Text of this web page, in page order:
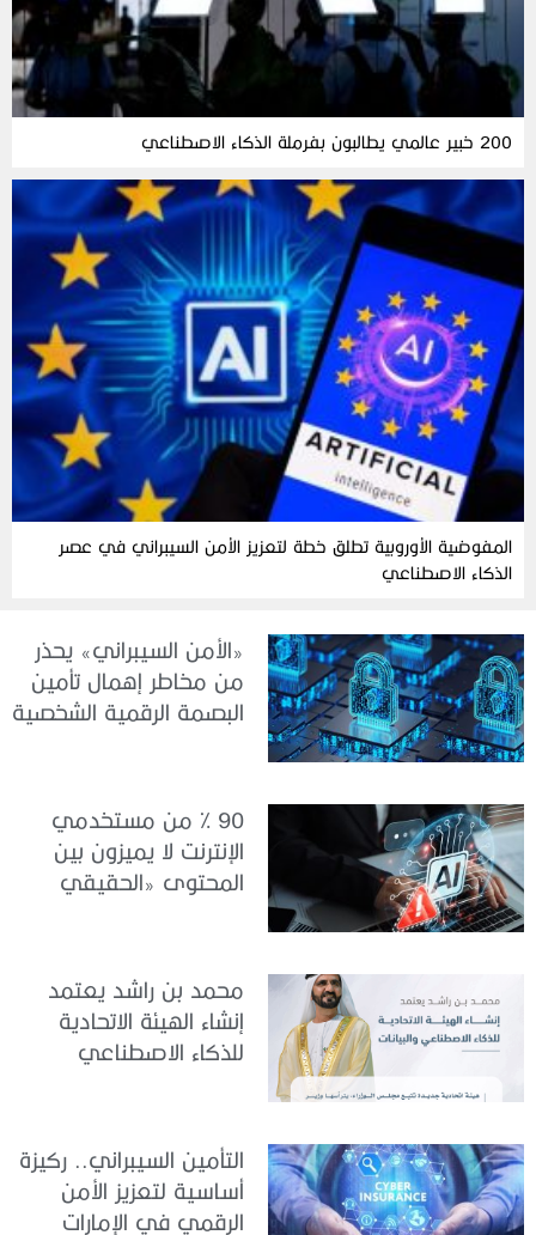
200 خبير عالمي يطالبون بفرملة الذكاء الاصطناعي
المفوضية الأوروبية تطلق خطة لتعزيز الأمن السيبراني في عصر
الذكاء الاصطناعي
«الأمن السيبراني» يحذر
من مخاطر إهمال تأمين
البصمة الرقمية الشخصية
90 % من مستخدمي
الإنترنت لا يميزون بين
المحتوى «الحقيقي
محمد بن راشد يعتمد
إنشاء الهيئة الاتحادية
للذكاء الاصطناعي
التأمين السيبراني.. ركيزة
أساسية لتعزيز الأمن
الرقمي في الإمارات